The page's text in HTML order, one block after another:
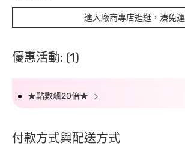
進入廠商專店逛逛，湊免運
優惠活動: (1)
★點數飆20倍★
付款方式與配送方式